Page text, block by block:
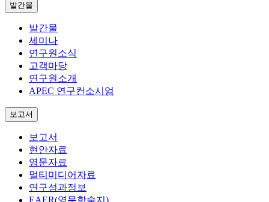
발간물
발간물
세미나
연구원소식
고객마당
연구원소개
APEC 연구컨소시엄
보고서
보고서
현안자료
영문자료
멀티미디어자료
연구성과정보